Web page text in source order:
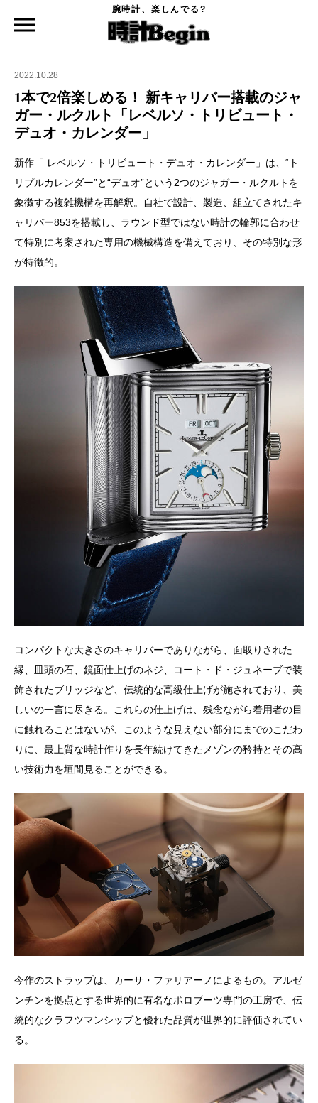
腕時計、楽しんでる?
1本で2倍楽しめる！ 新キャリバー搭載のジャガー・ルクルト「レベルソ・トリビュー
ト・デュオ・カレンダー」
2022.10.28
1本で2倍楽しめる！ 新キャリバー搭載のジャ
ガー・ルクルト「レベルソ・トリビュート・
デュオ・カレンダー」
新作「 レベルソ・トリビュート・デュオ・カレンダー」は、“ト
リプルカレンダー”と“デュオ”という2つのジャガー・ルクルトを
象徴する複雑機構を再解釈。自社で設計、製造、組立てされたキ
ャリバー853を搭載し、ラウンド型ではない時計の輪郭に合わせ
て特別に考案された専用の機械構造を備えており、その特別な形
が特徴的。
コンパクトな大きさのキャリバーでありながら、面取りされた
縁、皿頭の石、鏡面仕上げのネジ、コート・ド・ジュネーブで装
飾されたブリッジなど、伝統的な高級仕上げが施されており、美
しいの一言に尽きる。これらの仕上げは、残念ながら着用者の目
に触れることはないが、このような見えない部分にまでのこだわ
りに、最上質な時計作りを長年続けてきたメゾンの矜持とその高
い技術力を垣間見ることができる。
今作のストラップは、カーサ・ファリアーノによるもの。アルゼ
ンチンを拠点とする世界的に有名なポロブーツ専門の工房で、伝
統的なクラフツマンシップと優れた品質が世界的に評価されてい
る。